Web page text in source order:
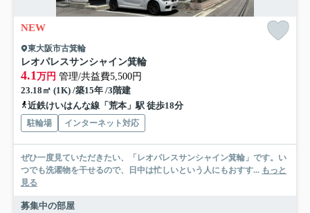
NEW
東大阪市古箕輪
レオパレスサンシャイン箕輪
4.1万円 管理/共益費5,500円
23.18㎡ (1K) /築15年 /3階建
近鉄けいはんな線「荒本」駅 徒歩18分
駐輪場 インターネット対応
ぜひ一度見ていただきたい、「レオパレスサンシャイン箕輪」です。い
つでも洗濯物を干せるので、日中は忙しいという人にもおすす... もっと
見る
募集中の部屋